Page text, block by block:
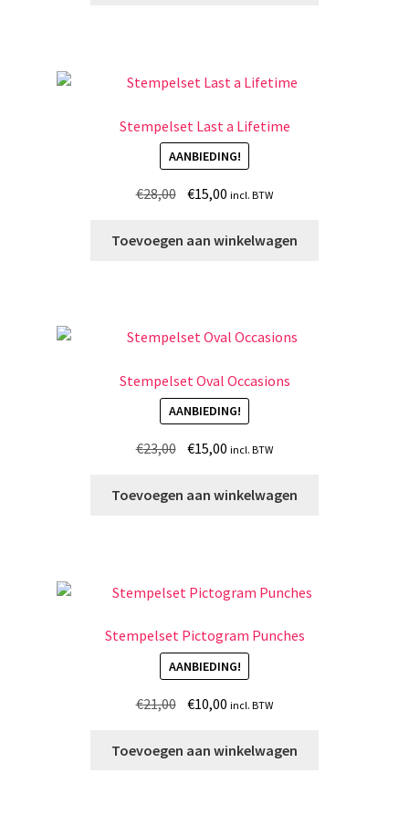
Stempelset Last a Lifetime
AANBIEDING!
€28,00 Oorspronkelijke
was:
€15,00 Huidige
is:
incl. BTW
Toevoegen aan winkelwagen
Stempelset Oval Occasions
AANBIEDING!
€23,00 Oorspronkelijke
was:
€15,00 Huidige
is:
incl. BTW
Toevoegen aan winkelwagen
Stempelset Pictogram Punches
AANBIEDING!
€21,00 Oorspronkelijke
was:
€10,00 Huidige
is:
incl. BTW
Toevoegen aan winkelwagen